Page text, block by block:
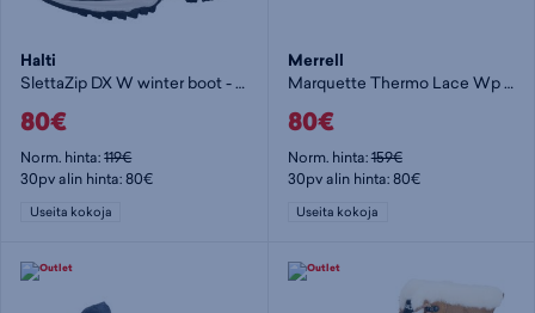
Halti
SlettaZip DX W winter boot - talvikenkä
80€
Norm. hinta:119€
30pv alin hinta: 80€
Useita kokoja
Merrell
Marquette Thermo Lace Wp - talvikenkä
80€
Norm. hinta:159€
30pv alin hinta: 80€
Useita kokoja